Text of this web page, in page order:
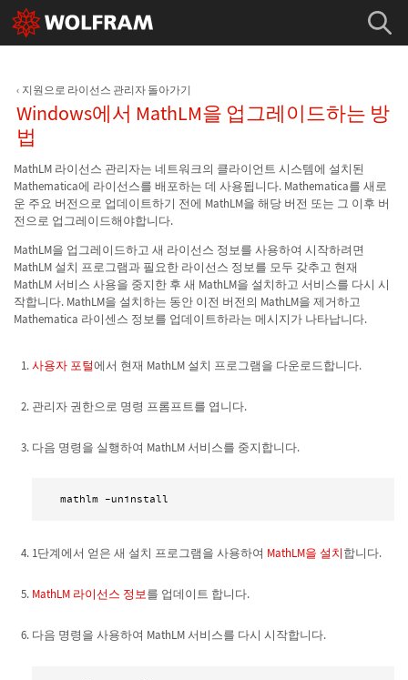
지원으로 라이선스 관리자 돌아가기
Windows에서 MathLM을 업그레이드하는 방
법
MathLM 라이선스 관리자는 네트워크의 클라이언트 시스템에 설치된
Mathematica에 라이선스를 배포하는 데 사용됩니다. Mathematica를 새로
운 주요 버전으로 업데이트하기 전에 MathLM을 해당 버전 또는 그 이후 버
전으로 업그레이드해야합니다.
MathLM을 업그레이드하고 새 라이선스 정보를 사용하여 시작하려면
MathLM 설치 프로그램과 필요한 라이선스 정보를 모두 갖추고 현재
MathLM 서비스 사용을 중지한 후 새 MathLM을 설치하고 서비스를 다시 시
작합니다. MathLM을 설치하는 동안 이전 버전의 MathLM을 제거하고
Mathematica 라이센스 정보를 업데이트하라는 메시지가 나타납니다.
사용자 포털에서 현재 MathLM 설치 프로그램을 다운로드합니다.
관리자 권한으로 명령 프롬프트를 엽니다.
다음 명령을 실행하여 MathLM 서비스를 중지합니다.
mathlm -uninstall
1단계에서 얻은 새 설치 프로그램을 사용하여 MathLM을 설치합니다.
MathLM 라이선스 정보를 업데이트 합니다.
다음 명령을 사용하여 MathLM 서비스를 다시 시작합니다.